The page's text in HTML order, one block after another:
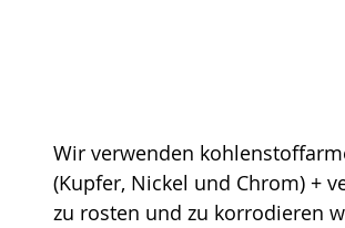
Wir verwenden
(Kupfer, Nickel und Chrom) +
zu rosten und zu korrodieren